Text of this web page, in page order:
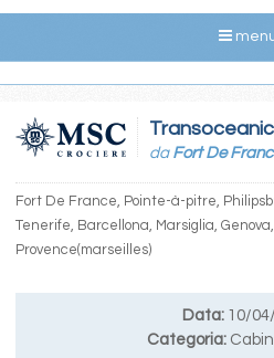
da Fort De
Fort De France, Pointe-à-pitre,
Tenerife, Barcellona, Marsiglia,
Provence(marseilles)
Data: 10/
Categoria: